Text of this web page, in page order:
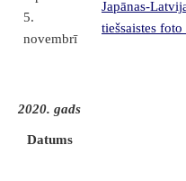
5.
novembrī
Japānas-
tiešsaistes foto
2020. gads
Datums